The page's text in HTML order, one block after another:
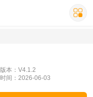
版本：V4.1.2
时间：2026-06-03